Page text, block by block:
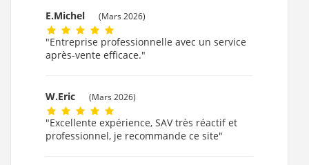
E.Michel (Mars 2026)
"Entreprise professionnelle avec un service
après-vente efficace."
W.Eric (Mars 2026)
"Excellente expérience, SAV très réactif et
professionnel, je recommande ce site"